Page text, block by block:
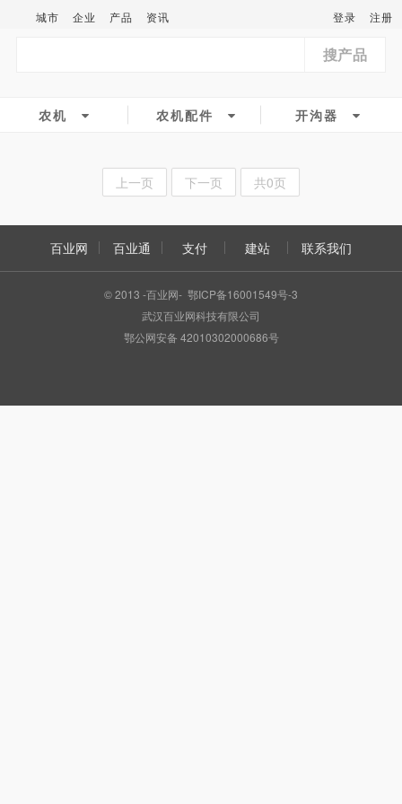
城市 企业 产品 资讯 登录 注册
搜产品
农机 农机配件 开沟器
上一页 下一页 共0页
百业网 百业通 支付 建站 联系我们
© 2013 -百业网- 鄂ICP备16001549号-3
武汉百业网科技有限公司
鄂公网安备 42010302000686号